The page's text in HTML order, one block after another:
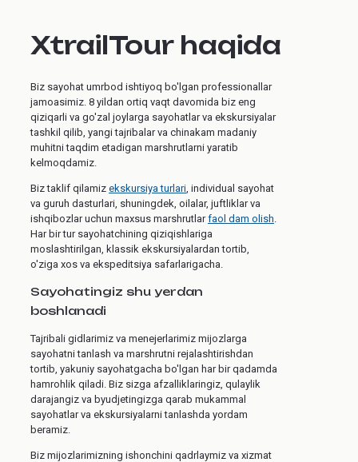
XtrailTour haqida
Biz sayohat umrbod ishtiyoq bo'lgan professionallar
jamoasimiz. 8 yildan ortiq vaqt davomida biz eng
qiziqarli va go'zal joylarga sayohatlar va ekskursiyalar
tashkil qilib, yangi tajribalar va chinakam madaniy
muhitni taqdim etadigan marshrutlarni yaratib
kelmoqdamiz.
Biz taklif qilamiz ekskursiya turlari , individual sayohat
va guruh dasturlari, shuningdek, oilalar, juftliklar va
ishqibozlar uchun maxsus marshrutlarfaol dam olish
Har bir tur sayohatchining qiziqishlariga
moslashtirilgan, klassik ekskursiyalardan tortib,
o'ziga xos va ekspeditsiya safarlarigacha.
Sayohatingiz shu yerdan
boshlanadi
Tajribali gidlarimiz va menejerlarimiz mijozlarga
sayohatni tanlash va marshrutni rejalashtirishdan
tortib, yakuniy sayohatgacha bo'lgan har bir qadamda
hamrohlik qiladi. Biz sizga afzalliklaringiz, qulaylik
darajangiz va byudjetingizga qarab mukammal
sayohatlar va ekskursiyalarni tanlashda yordam
beramiz.
Biz mijozlarimizning ishonchini qadrlaymiz va xizmat